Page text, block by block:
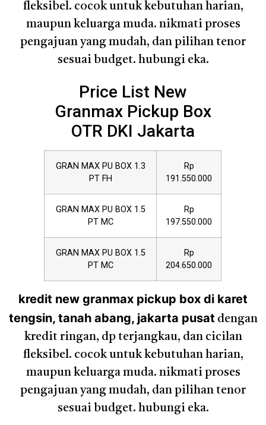
fleksibel. cocok untuk kebutuhan harian,
maupun keluarga muda. nikmati proses
pengajuan yang mudah, dan pilihan tenor
sesuai budget. hubungi eka.
Price List New
Granmax Pickup Box
OTR DKI Jakarta
GRAN MAX PU BOX 1.3
PT FH
Rp
191.550.000
GRAN MAX PU BOX 1.5
PT MC
Rp
197.550.000
GRAN MAX PU BOX 1.5
PT MC
Rp
204.650.000
kredit new granmax pickup box di karet
tengsin, tanah abang, jakarta pusat dengan
kredit ringan, dp terjangkau, dan cicilan
fleksibel. cocok untuk kebutuhan harian,
maupun keluarga muda. nikmati proses
pengajuan yang mudah, dan pilihan tenor
sesuai budget. hubungi eka.